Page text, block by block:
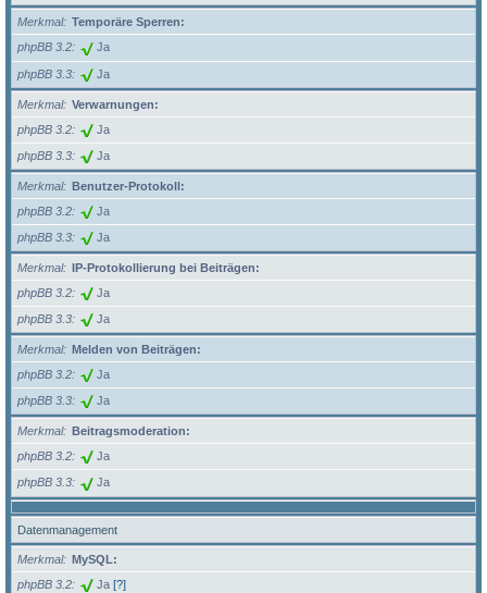
Merkmal
Temporäre Sperren:
phpBB 3.2
Ja
phpBB 3.3 Ja
Merkmal
Verwarnungen:
phpBB 3.2
Ja
phpBB 3.3 Ja
Merkmal
Benutzer-Protokoll:
phpBB 3.2
Ja
phpBB 3.3 Ja
Merkmal
IP-Protokollierung bei Beiträgen:
phpBB 3.2
Ja
phpBB 3.3 Ja
Merkmal
Melden von Beiträgen:
phpBB 3.2
Ja
phpBB 3.3 Ja
Merkmal
Beitragsmoderation:
phpBB 3.2
Ja
phpBB 3.3 Ja
Datenmanagement
Merkmal
MySQL:
phpBB 3.2
Ja [?]